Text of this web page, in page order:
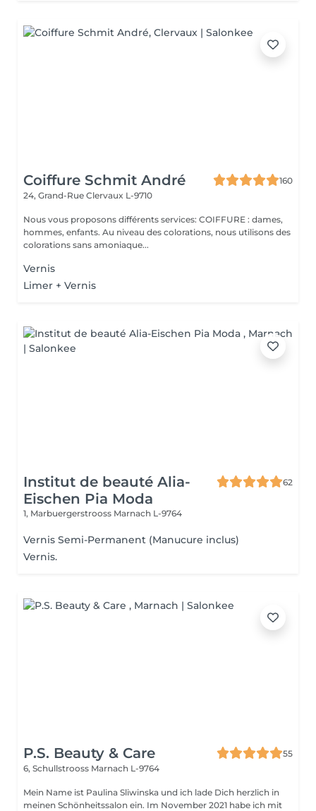
Coiffure Schmit André
160
24, Grand-Rue Clervaux L-9710
Nous vous proposons différents services: COIFFURE : dames,
hommes, enfants. Au niveau des colorations, nous utilisons des
colorations sans amoniaque...
Vernis
Limer + Vernis
Institut de beauté Alia-
Eischen Pia Moda
62
1, Marbuergerstrooss Marnach L-9764
Vernis Semi-Permanent (Manucure inclus)
Vernis.
P.S. Beauty & Care
55
6, Schullstrooss Marnach L-9764
Mein Name ist Paulina Sliwinska und ich lade Dich herzlich in
meinen Schönheitssalon ein. Im November 2021 habe ich mit